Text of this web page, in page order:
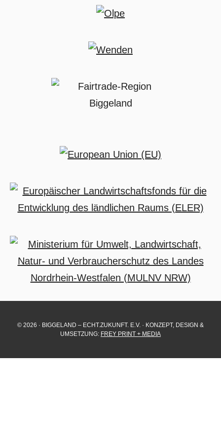
© 2026 · BIGGELAND – ECHT.ZUKUNFT. E.V. · KONZEPT, DESIGN &
UMSETZUNG: FREY PRINT + MEDIA